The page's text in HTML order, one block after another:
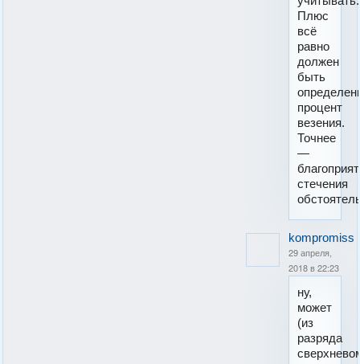
Плюс
всё
равно
должен
быть
процент
везения.
Точнее
—
стечения
kompromiss
29 апреля,
2018 в 22:23
ну,
может
(из
разряда